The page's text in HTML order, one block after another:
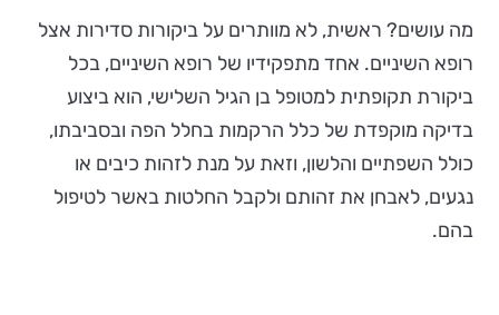
מה עושים? ראשית, לא מוותרים על ביקורות סדירות אצל
רופא השיניים. אחד מתפקידיו של רופא השיניים, בכל
ביקורת תקופתית למטופל בן הגיל השלישי, הוא ביצוע
בדיקה מוקפדת של כלל הרקמות בחלל הפה ובסביבתו,
כולל השפתיים והלשון, וזאת על מנת לזהות כיבים או
נגעים, לאבחן את זהותם ולקבל החלטות באשר לטיפול
בהם.